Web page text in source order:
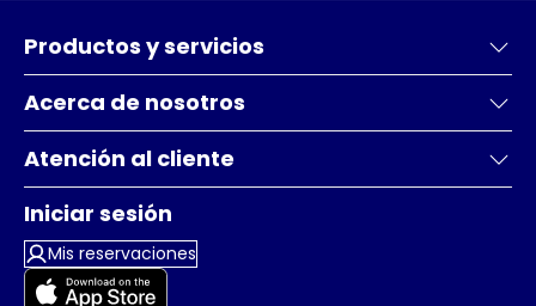
Productos y servicios
Acerca de nosotros
Atención al cliente
Iniciar sesión
Mis reservaciones